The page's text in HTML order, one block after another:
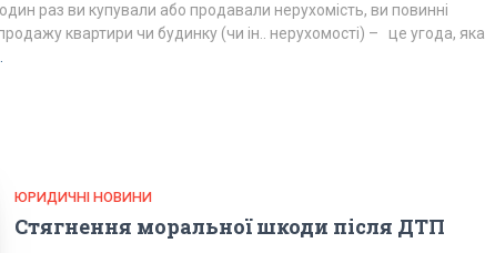
раз ви купували або продавали нерухомість, ви повинні
квартири чи будинку (чи ін.. нерухомості) – це угода, яка
ЮРИДИЧНІ НОВИНИ
Стягнення моральної шкоди після ДТП